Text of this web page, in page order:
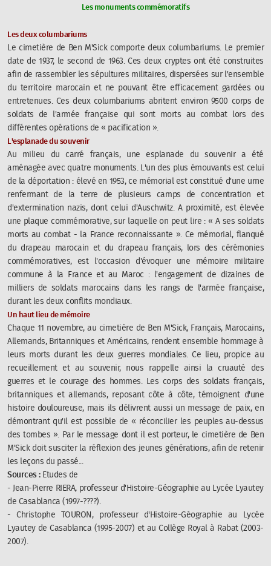
Les monuments commémoratifs
Les deux columbariums
Le cimetière de Ben M'Sick comporte deux columbariums. Le premier
date de 1937, le second de 1963. Ces deux cryptes ont été construites
afin de rassembler les sépultures militaires, dispersées sur l'ensemble
du territoire marocain et ne pouvant être efficacement gardées ou
entretenues. Ces deux columbariums abritent environ 9500 corps de
soldats de l'armée française qui sont morts au combat lors des
différentes opérations de « pacification ».
L'esplanade du souvenir
Au milieu du carré français, une esplanade du souvenir a été
aménagée avec quatre monuments. L'un des plus émouvants est celui
de la déportation : élevé en 1953, ce mémorial est constitué d'une urne
renfermant de la terre de plusieurs camps de concentration et
d'extermination nazis, dont celui d'Auschwitz. A proximité, est élevée
une plaque commémorative, sur laquelle on peut lire : « A ses soldats
morts au combat - la France reconnaissante ». Ce mémorial, flanqué
du drapeau marocain et du drapeau français, lors des cérémonies
commémoratives, est l'occasion d'évoquer une mémoire militaire
commune à la France et au Maroc : l'engagement de dizaines de
milliers de soldats marocains dans les rangs de l'armée française,
durant les deux conflits mondiaux.
Un haut lieu de mémoire
Chaque 11 novembre, au cimetière de Ben M'Sick, Français, Marocains,
Allemands, Britanniques et Américains, rendent ensemble hommage à
leurs morts durant les deux guerres mondiales. Ce lieu, propice au
recueillement et au souvenir, nous rappelle ainsi la cruauté des
guerres et le courage des hommes. Les corps des soldats français,
britanniques et allemands, reposant côte à côte, témoignent d'une
histoire douloureuse, mais ils délivrent aussi un message de paix, en
démontrant qu'il est possible de « réconcilier les peuples au-dessus
des tombes ». Par le message dont il est porteur, le cimetière de Ben
M'Sick doit susciter la réflexion des jeunes générations, afin de retenir
les leçons du passé...
Sources :Etudes de
- Jean-Pierre RIERA, professeur d'Histoire-Géographie au Lycée Lyautey
de Casablanca (1997-????).
- Christophe TOURON, professeur d'Histoire-Géographie au Lycée
Lyautey de Casablanca (1995-2007) et au Collège Royal à Rabat (2003-
2007).